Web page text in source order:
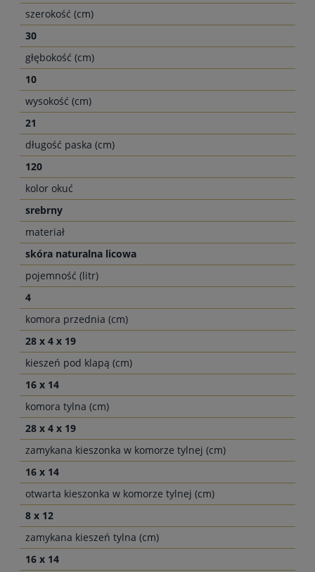
szerokość (cm)
30
głębokość (cm)
10
wysokość (cm)
21
długość paska (cm)
120
kolor okuć
srebrny
materiał
skóra naturalna licowa
pojemność (litr)
4
komora przednia (cm)
28 x 4 x 19
kieszeń pod klapą (cm)
16 x 14
komora tylna (cm)
28 x 4 x 19
zamykana kieszonka w komorze tylnej (cm)
16 x 14
otwarta kieszonka w komorze tylnej (cm)
8 x 12
zamykana kieszeń tylna (cm)
16 x 14